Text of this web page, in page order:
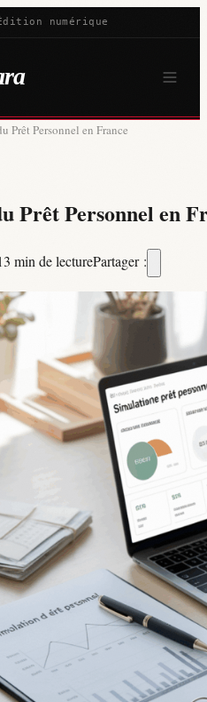
numérique
Prêt Personnel en France
Prêt Personnel en
min de lecturePartager :